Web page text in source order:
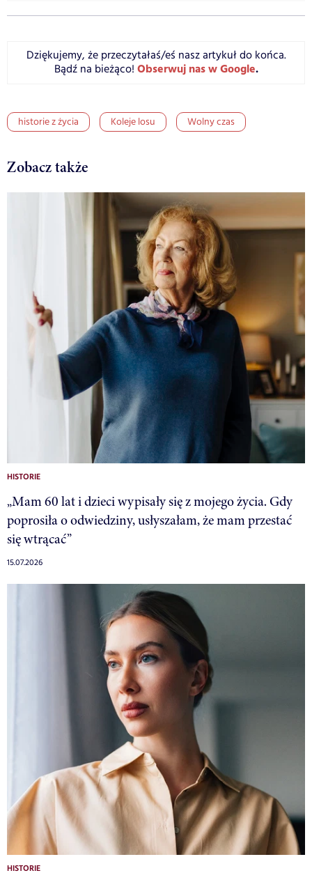
Dziękujemy, że przeczytałaś/eś nasz artykuł do końca.
Bądź na bieżąco! Obserwuj nas w Google.
historie z życia Koleje losu Wolny czas
Zobacz także
HISTORIE
„Mam 60 lat i dzieci wypisały się z mojego życia. Gdy
poprosiła o odwiedziny, usłyszałam, że mam przestać
się wtrącać”
15.07.2026
HISTORIE